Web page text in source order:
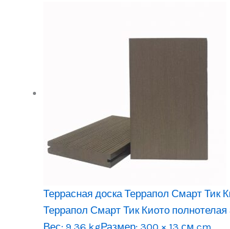
Террасная доска Террапол Смарт Тик
Террапол Смарт Тик Киото
Вес: 9.36 kgРазмер: 300 × 13 см cm